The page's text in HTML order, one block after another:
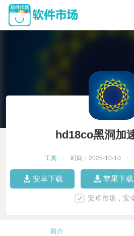
hd18co黑洞加
工具 时间：2025-10-10
安卓下载 苹果下载
安卓市场，安
简介